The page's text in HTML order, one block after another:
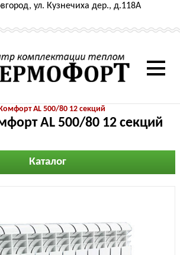
ул. Кузнечиха дер., д.118А
AL 500/80 12 секций
AL 500/80 12 секций
Каталог